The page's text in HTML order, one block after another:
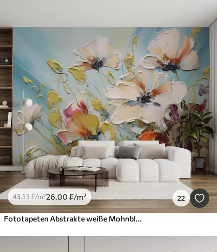
43.33₣/m²26.00 ₣/m² 22
Fototapeten Abstrakte weiße Mohnblumen auf blauem Hintergrund, Imitation von Pinselstrichen